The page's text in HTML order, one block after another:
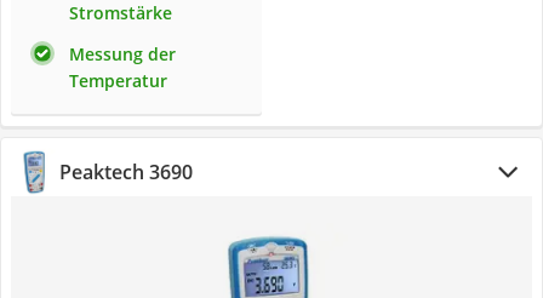
Stromstärke
Messung der
Temperatur
Peaktech 3690